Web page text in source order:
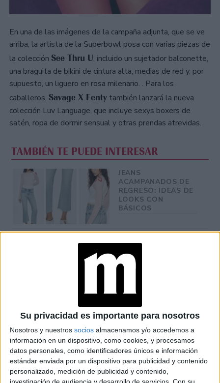
Su privacidad es importante para nosotros
Nosotros y nuestros socios almacenamos y/o accedemos a
información en un dispositivo, como cookies, y procesamos
datos personales, como identificadores únicos e información
estándar enviada por un dispositivo para publicidad y contenido
personalizado, medición de publicidad y contenido,
En una de las imágenes de la campaña adjunta, que se ve
arriba, la artista de la Superbowl posa con varias piezas de
la colección See Thru U, incluido un sujetador balconette,
una braguita de bikini de cintura alta, medias de red y, por
supuesto, un liguero en rosa milenario. . Para los
caballeros, Savage X Fenty también lanzará la nueva
colección Luv Language, que incluye sexys boxers de
satén, ropa de dormir sensual y otras prendas atrevidas.
TAMBIÉN TE PUEDE INTERESAR
JEANS
ACAMPANADOS DE
REGRESO: IDEAS DE
LOOKS CON
BÁSICOS
PARA CERRAR EL
INVIERNO 2026
CONOCÉ A ESTAS
CINCO MUJERES
LATINAS QUE
TRANSFORMAN LA
MODA DE LA
REGIÓN
CONOCÉ EL